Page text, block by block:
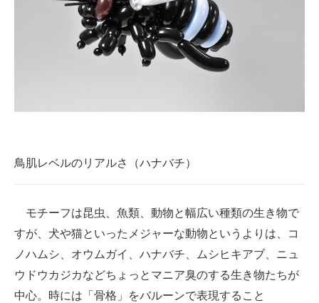
鳥肌レベルのリアルさ（ハナバチ）
モチーフは昆虫、魚類、動物と幅広い種類の生き物で
すが、犬や猫といったメジャーな動物というよりは、コ
ノハムシ、オウムガイ、ハナバチ、ムシヒキアブ、ニュ
ウドウカジカなどちょっとマニア臭のする生き物たちが
中心。時には「骨格」をバルーンで表現すること